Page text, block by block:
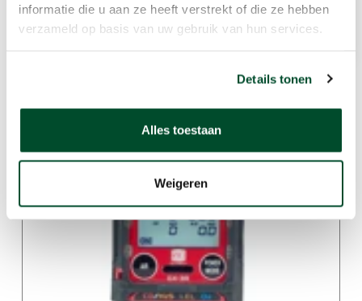
informatie die u aan ze heeft verstrekt of die ze hebben
verzameld op basis van uw gebruik van hun services.
Details tonen
Alles toestaan
Weigeren
Bouw
Gerelateerde producten